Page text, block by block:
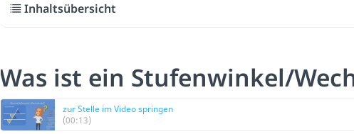
Inhaltsübersicht
Was ist ein Stufenwinkel/
zur Stelle im Video springen
(00:13)